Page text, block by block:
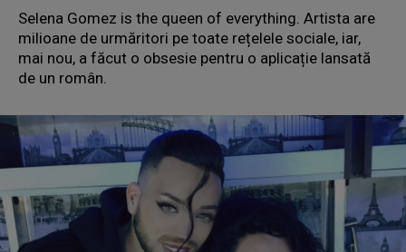
Selena Gomez is the queen of everything. Artista are
milioane de urmăritori pe toate rețelele sociale, iar,
mai nou, a făcut o obsesie pentru o aplicație lansată
de un român.